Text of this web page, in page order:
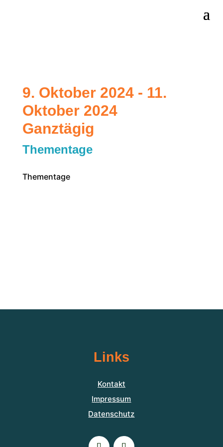
9. Oktober 2024 - 11.
Oktober 2024
Ganztägig
Thementage
Thementage
Links
Kontakt
Impressum
Datenschutz